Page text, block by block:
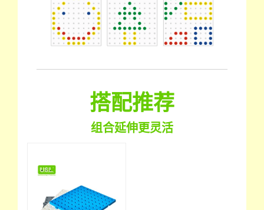
搭配推荐
组合延伸更灵活